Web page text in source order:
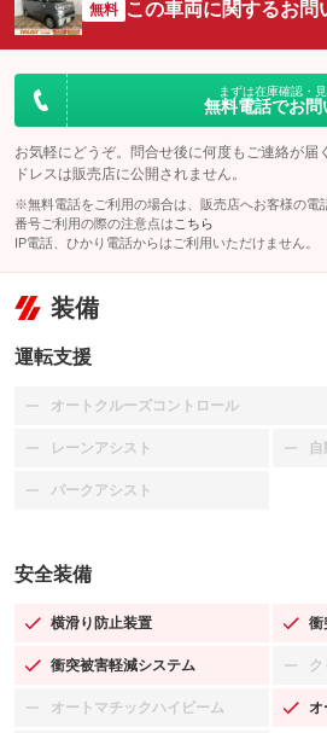
無料 この車両に関するお問
まずは在庫確認・
無料電話でお問
お気軽にどうぞ。問合せ後に何度もご連絡が届
ドレスは販売店に公開されません。
※無料電話をご利用の場合は、販売店へお客様の電
番号ご利用の際の注意点は こちら
IP電話、ひかり電話からはご利用いただけません。
装備
運転支援
オートクルーズコントロール
：装備なし
レーンアシスト
：装備なし
パークアシスト
：装備なし
安全装備
横滑り防止装置
：装備あり 衝
：
衝突被害軽減システム
：装備あり ク
オートマチックハイビーム
：装備なし オ
：